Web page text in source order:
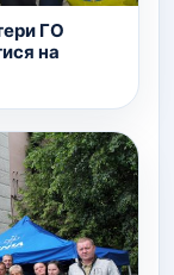
ГО
на